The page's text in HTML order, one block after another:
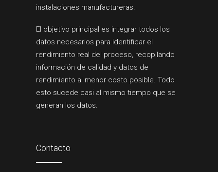
instalaciones manufactureras.
El objetivo principal es integrar todos los
datos necesarios para identificar el
rendimiento real del proceso, recopilando
información de calidad y datos de
rendimiento al menor costo posible. Todo
esto sucede casi al mismo tiempo que se
generan los datos.
Contacto